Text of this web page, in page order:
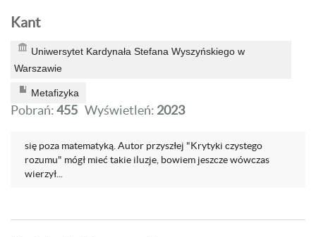
Kant
Uniwersytet Kardynała Stefana Wyszyńskiego w
Warszawie
Metafizyka
Pobrań:455 Wyświetleń: 2023
się poza matematyką. Autor przyszłej "Krytyki czystego
rozumu" mógł mieć takie iluzje, bowiem jeszcze wówczas
wierzył...